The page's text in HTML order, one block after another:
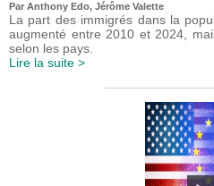
Par Anthony Edo, Jérôme Valette
La part des immigrés dans la
augmenté entre 2010 et 2024,
selon les pays.
Lire la suite >